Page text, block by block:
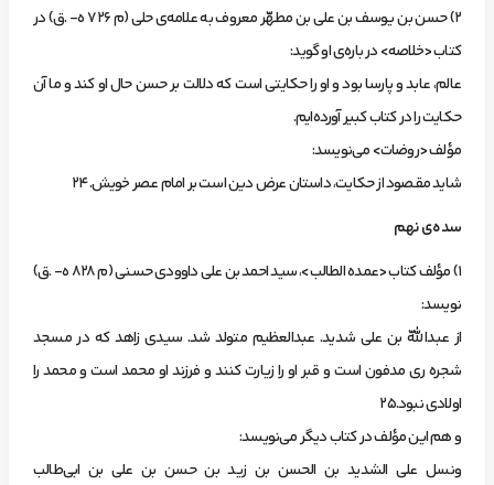
2) حسن‌ بن‌ يوسف‌ بن‌ علي‌ بن‌ مطهّر معروف‌ به‌ علامه‌ي حلي‌ (م‌ 726 ه- .ق) در
كتاب‌ <خلاصه> در باره‌ي‌ او گويد:
عالم، عابد و پارسا بود و او را حكايتي‌ است‌ كه‌ دلالت‌ بر حسن‌ حال‌ او كند و ما آن‌
حكايت‌ را در كتاب‌ كبير آورده‌ايم.
‌مؤ‌لف‌ <روضات> مي‌نويسد:
شايد مقصود از حكايت، داستان‌ عرض‌ دين‌ است‌ بر امام‌ عصر خويش.24
سده‌ي‌ نهم‌
1) مؤ‌لف‌ كتاب <عمده‌ الطالب>، سيد احمد بن‌ علي‌ داوودي‌ حسني‌ (م‌ 828 ه- .‌ق)
نويسد:
از عبداللّه‌ بن‌ علي‌ شديد. عبدالعظيم‌ متولد شد. سيدي‌ زاهد كه‌ در مسجد
شجره‌ ري‌ مدفون‌ است‌ و قبر او را زيارت‌ كنند و فرزند او محمد است‌ و محمد را‌
اولادي‌ نبود.25
‌و هم‌ اين‌ مؤ‌لف‌ در كتاب‌ ديگر مي‌نويسد:
ونسل‌ علي‌ الشديد بن‌ الحسن‌ بن‌ زيد بن‌ حسن‌ بن‌ علي‌ بن‌ ابي‌طالب‌